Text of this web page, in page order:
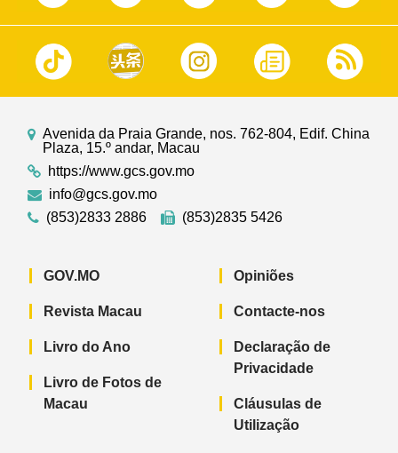
Avenida da Praia Grande, nos. 762-804, Edif. China
Plaza, 15.º andar, Macau
https://www.gcs.gov.mo
info@gcs.gov.mo
(853)2833 2886
(853)2835 5426
GOV.MO
Revista Macau
Livro do Ano
Livro de Fotos de
Macau
Opiniões
Contacte-nos
Declaração de
Privacidade
Cláusulas de
Utilização